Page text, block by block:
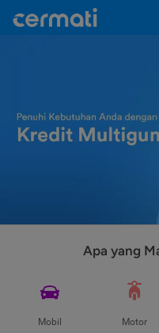
Apa yang
Mobil Motor